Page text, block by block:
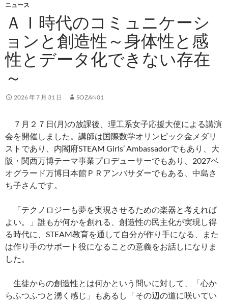
ニュース
ＡＩ時代のコミュニケーシ
ョンと創造性～身体性と感
性とデータ化できない存在
～
2026 年 7 月 31 日 SOZAN01
７月２７日(月)の放課後、理工系女子応援大使による講演
会を開催しました。講師は国際数学オリンピック金メダリ
ストであり、内閣府STEAM Girls’ Ambassadorでもあり、大
阪・関西万博テーマ事業プロデューサーでもあり、2027ベ
オグラード万博日本館ＰＲアンバサダーでもある、中島さ
ち子さんです。
「テクノロジーも夢を実現させるための楽器と考えれば
よい。」誰もが何かを創れる、創造性の民主化が実現し得
る時代に、STEAM教育を通して自分が作り手になる、また
は作り手のサポート役になることの意義をお話しになりま
した。
生徒からの創造性とは何かという問いに対して、「心か
らふつふつと湧く感じ」もあるし「その辺の道に咲いてい